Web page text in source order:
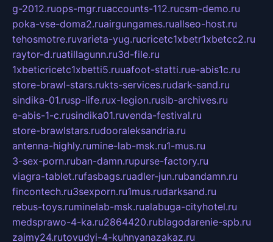
g-2012.ruops-mgr.ruaccounts-112.rucsm-demo.ru
poka-vse-doma2.ruairgungames.ruallseo-host.ru
tehosmotre.ruvarieta-yug.rucricetc1xbetr1xbetcc2.ru
raytor-d.ruatillagunn.ru3d-file.ru
1xbeticricetc1xbetti5.ruuafoot-statti.rue-abis1c.ru
store-brawl-stars.rukts-services.rudark-sand.ru
sindika-01.rusp-life.rux-legion.rusib-archives.ru
e-abis-1-c.rusindika01.ruvenda-festival.ru
store-brawlstars.rudooraleksandria.ru
antenna-highly.rumine-lab-msk.ru1-mus.ru
3-sex-porn.ruban-damn.rupurse-factory.ru
viagra-tablet.rufasbags.ruadler-jun.rubandamn.ru
fincontech.ru3sexporn.ru1mus.rudarksand.ru
rebus-toys.ruminelab-msk.rualabuga-cityhotel.ru
medsprawo-4-ka.ru2864420.rublagodarenie-spb.ru
zajmy24.rutovudyi-4-kuhnyanazakaz.ru